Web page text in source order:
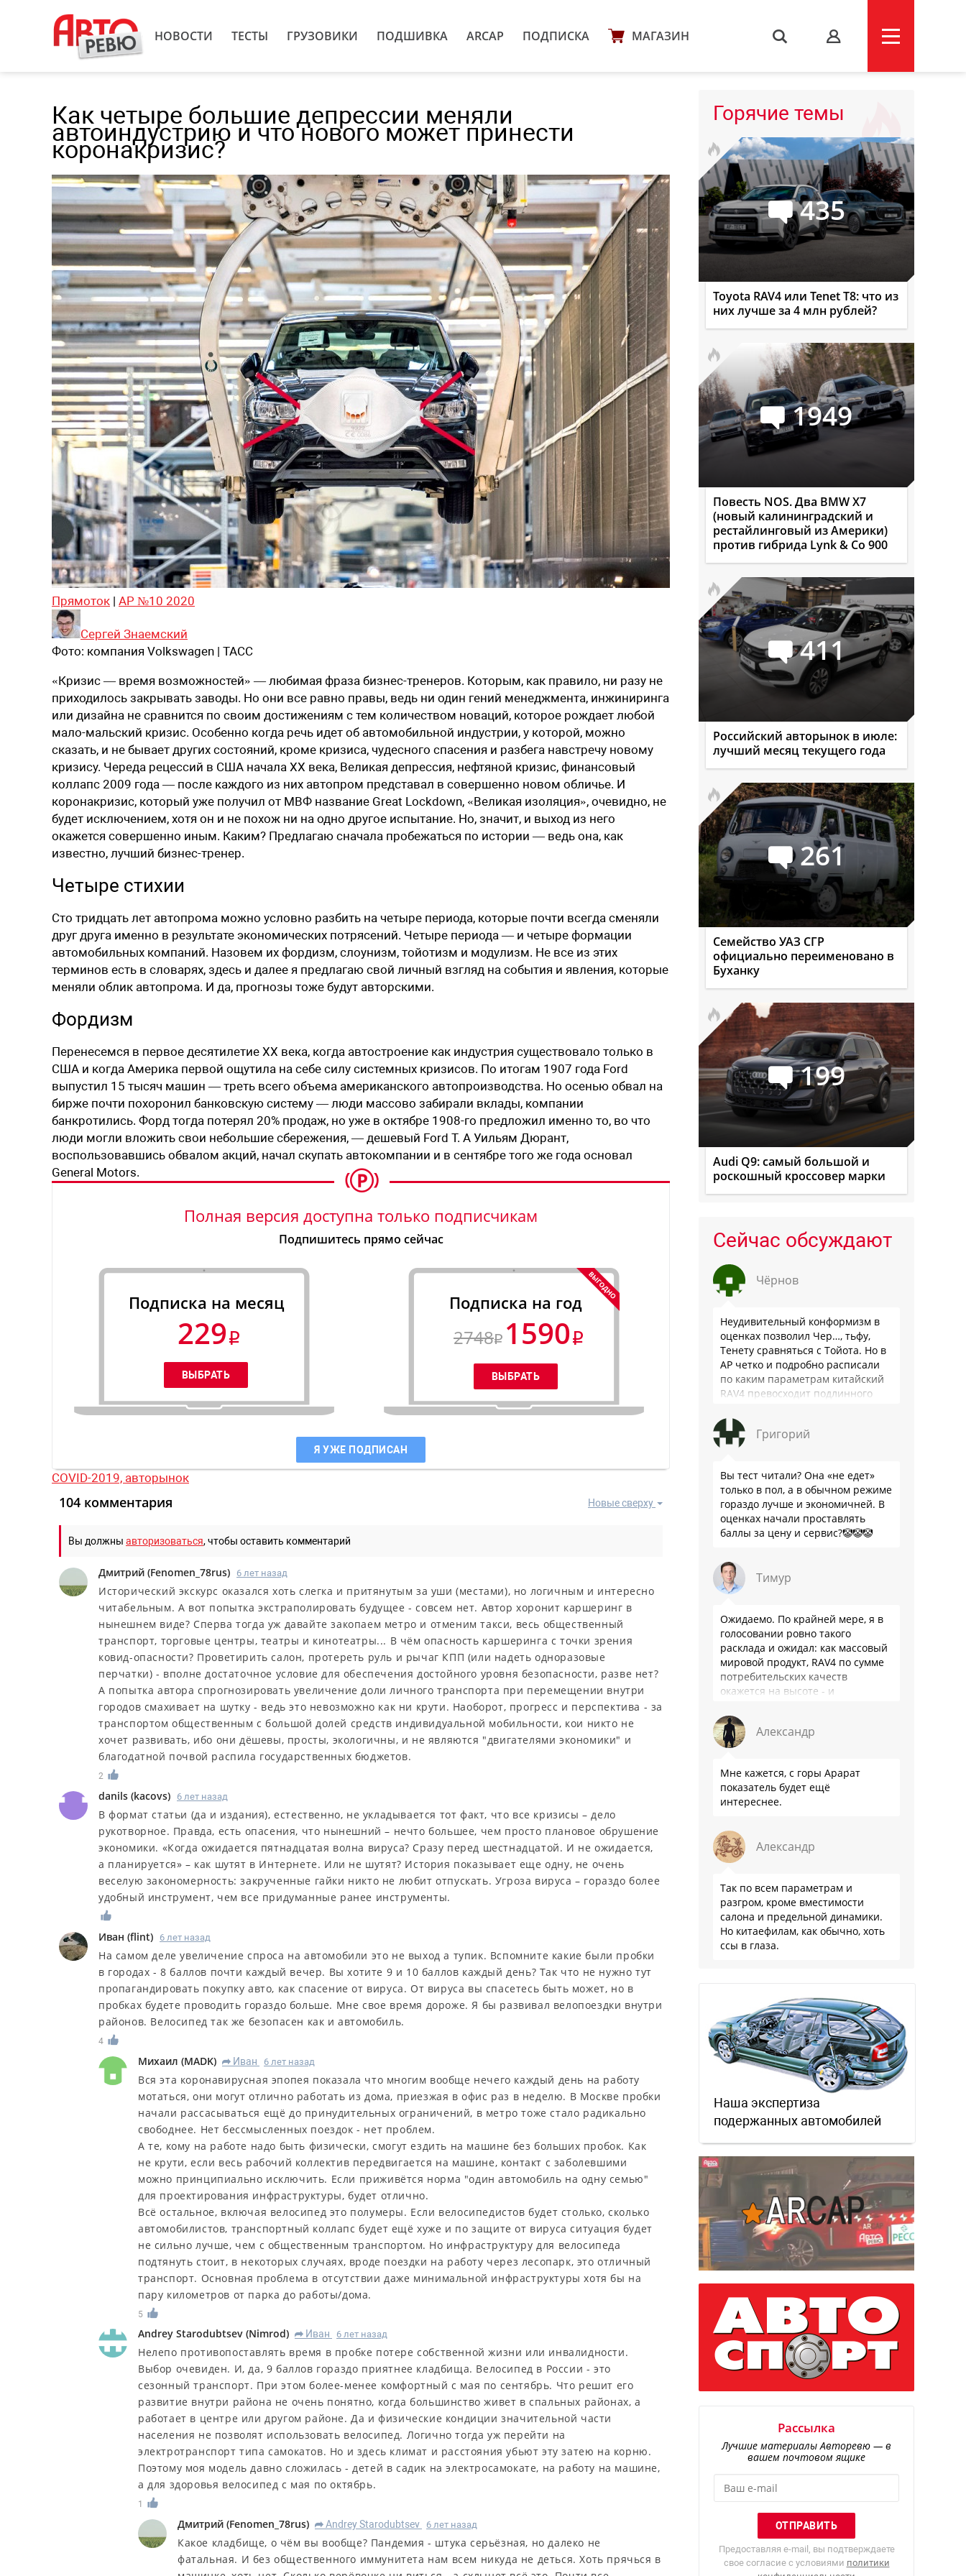
НОВОСТИ ТЕСТЫ ГРУЗОВИКИ ПОДШИВКА ARCAP ПОДПИСКА МАГАЗИН s
Как четыре большие депрессии меняли
автоиндустрию и что нового может принести
коронакризис?
Прямоток | АР №10 2020
Сергей Знаемский
Фото: компания Volkswagen | ТАСС
«Кризис — время возможностей» — любимая фраза бизнес-тренеров. Которым, как правило, ни разу не
приходилось закрывать заводы. Но они все равно правы, ведь ни один гений ­менеджмента, инжиниринга
или дизайна не сравнится по своим достижениям с тем количеством новаций, которое рождает любой
мало-мальский кризис. Особенно когда речь идет об автомобильной индустрии, у которой, можно
сказать, и не бывает других состояний, кроме кризиса, чудесного спасения и разбега навстречу новому
кризису. Череда рецессий в США начала ХХ века, Великая депрессия, нефтяной кризис, финансовый
коллапс 2009 года — после каждого из них автопром представал в совершенно новом обличье. И
коронакризис, который уже получил от МВФ название Great Lockdown, «Великая изоляция», очевидно, не
будет исключением, хотя он и не похож ни на одно другое испытание. Но, значит, и выход из него
окажется совершенно иным. Каким? Предлагаю сначала пробежаться по истории — ведь она, как
известно, лучший бизнес-тренер.
Четыре стихии
Сто тридцать лет автопрома можно условно разбить на четыре периода, которые почти всегда cменяли
друг друга именно в результате экономических потрясений. Четыре периода — и четыре формации
автомобильных компаний. Назовем их фордизм, слоунизм, тойотизм и модулизм. Не все из этих
терминов есть в словарях, здесь и далее я предлагаю свой личный взгляд на события и явления, которые
меняли облик автопрома. И да, прогнозы тоже будут авторскими.
Фордизм
Перенесемся в первое десятилетие ХХ века, когда автостроение как индустрия существовало только в
США и когда Америка первой ощутила на себе силу системных кризисов. По итогам 1907 года Ford
выпустил 15 тысяч машин — треть всего объема американского автопроизводства. Но осенью обвал на
бирже почти похоронил банковскую систему — люди массово забирали вклады, компании
банкротились. Форд тогда потерял 20% продаж, но уже в октябре 1908-го предложил именно то, во что
люди могли вложить свои небольшие сбережения, — дешевый Ford T. А ­Уильям Дюрант,
воспользовавшись обвалом акций, начал скупать автокомпании и в сентябре того же года основал
General Motors.
Полная версия доступна только подписчикам
Подпишитесь прямо сейчас
Подписка на месяц
229
Подписка на год
2748 1590
Я УЖЕ ПОДПИСАН
COVID-2019, авторынок
Новые сверху
104 комментария
Вы должны авторизоваться, чтобы оставить комментарий
Дмитрий (Fenomen_78rus) 6 лет назад
Исторический экскурс оказался хоть слегка и притянутым за уши (местами), но логичным и интересно
читабельным. А вот попытка экстраполировать будущее - совсем нет. Автор хоронит каршеринг в
нынешнем виде? Сперва тогда уж давайте закопаем метро и отменим такси, весь общественный
транспорт, торговые центры, театры и кинотеатры... В чём опасность каршеринга с точки зрения
ковид-опасности? Проветирить салон, протереть руль и рычаг КПП (или надеть одноразовые
перчатки) - вполне достаточное условие для обеспечения достойного уровня безопасности, разве нет?
А попытка автора спрогнозировать увеличение доли личного транспорта при перемещении внутри
городов смахивает на шутку - ведь это невозможно как ни крути. Наоборот, прогресс и перспектива - за
транспортом общественным с большой долей средств индивидуальной мобильности, кои никто не
хочет развивать, ибо они дёшевы, просты, экологичны, и не являются "двигателями экономики" и
благодатной почвой распила государственных бюджетов.
2
danils (kacovs) 6 лет назад
В формат статьи (да и издания), естественно, не укладывается тот факт, что все кризисы – дело
рукотворное. Правда, есть опасения, что нынешний – нечто большее, чем просто плановое обрушение
экономики. «Когда ожидается пятнадцатая волна вируса? Сразу перед шестнадцатой. И не ожидается,
а планируется» – как шутят в Интернете. Или не шутят? История показывает еще одну, не очень
веселую закономерность: закрученные гайки никто не любит отпускать. Угроза вируса – гораздо более
удобный инструмент, чем все придуманные ранее инструменты.
Иван (flint) 6 лет назад
На самом деле увеличение спроса на автомобили это не выход а тупик. Вспомните какие были пробки
в городах - 8 баллов почти каждый вечер. Вы хотите 9 и 10 баллов каждый день? Так что не нужно тут
пропагандировать покупку авто, как спасение от вируса. От вируса вы спасетесь быть может, но в
пробках будете проводить гораздо больше. Мне свое время дороже. Я бы развивал велопоездки внутри
районов. Велосипед так же безопасен как и автомобиль.
4
Михаил (MADK) R Иван 6 лет назад
Вся эта коронавирусная эпопея показала что многим вообще нечего каждый день на работу
мотаться, они могут отлично работать из дома, приезжая в офис раз в неделю. В Москве пробки
начали рассасываться ещё до принудительных ограничений, в метро тоже стало радикально
свободнее. Нет бессмысленных поездок - нет проблем.
А те, кому на работе надо быть физически, смогут ездить на машине без больших пробок. Как
не крути, если весь рабочий коллектив передвигается на машине, контакт с заболевшими
можно принципиально исключить. Если приживётся норма "один автомобиль на одну семью"
для проектирования инфраструктуры, будет отлично.
Всё остальное, включая велосипед это полумеры. Если велосипедистов будет столько, сколько
автомобилистов, транспортный коллапс будет ещё хуже и по защите от вируса ситуация будет
не сильно лучше, чем с общественным транспортом. Но инфраструктуру для велосипеда
подтянуть стоит, в некоторых случаях, вроде поездки на работу через лесопарк, это отличный
транспорт. Основная проблема в отсутствии даже минимальной инфраструктуры хотя бы на
пару километров от парка до работы/дома.
5
Andrey Starodubtsev (Nimrod) R Иван 6 лет назад
Нелепо противопоставлять время в пробке потере собственной жизни или инвалидности.
Выбор очевиден. И, да, 9 баллов гораздо приятнее кладбища. Велосипед в России - это
сезонный транспорт. При этом более-менее комфортный с мая по сентябрь. Что решит его
развитие внутри района не очень понятно, когда большинство живет в спальных районах, а
работает в центре или другом районе. Да и физические кондиции значительной части
населения не позволят использовать велосипед. Логично тогда уж перейти на
электротранспорт типа самокатов. Но и здесь климат и расстояния убьют эту затею на корню.
Поэтому моя модель давно сложилась - детей в садик на электросамокате, на работу на машине,
а для здоровья велосипед с мая по октябрь.
1
Дмитрий (Fenomen_78rus) R Andrey Starodubtsev 6 лет назад
Какое кладбище, о чём вы вообще? Пандемия - штука серьёзная, но далеко не
фатальная. И без общественного иммунитета нам всем никуда не деться. Хоть прячься в
Горячие темы
435
Toyota RAV4 или Tenet T8: что из
них лучше за 4 млн рублей?
1949
Повесть NOS. Два BMW X7
(новый калининградский и
рестайлинговый из Америки)
против гибрида Lynk & Co 900
411
Российский авторынок в июле:
лучший месяц текущего года
261
Семейство УАЗ СГР
официально переименовано в
Буханку
199
Audi Q9: самый большой и
роскошный кроссовер марки
Сейчас обсуждают
Чёрнов
Неудивительный конформизм в
оценках позволил Чер…, тьфу,
Тенету сравняться с Тойота. Но в
АР четко и подробно расписали
по каким параметрам китайский
RAV4 превосходит подлинного
подвеска едет ровно и приятно …
Григорий
Вы тест читали? Она «не едет»
только в пол, а в обычном режиме
гораздо лучше и экономичней. В
оценках начали проставлять
баллы за цену и сервис?🤡🤡🤡
Тимур
Ожидаемо. По крайней мере, я в
голосовании ровно такого
расклада и ожидал: как массовый
мировой продукт, RAV4 по сумме
потребительских качеств
окажется на высоте - и
такое слово …
Александр
Мне кажется, с горы Арарат
показатель будет ещё
интереснее.
Александр
Так по всем параметрам и
разгром, кроме вместимости
салона и предельной динамики.
Но китаефилам, как обычно, хоть
ссы в глаза.
Наша экспертиза
подержанных автомобилей
Рассылка
Лучшие материалы Авторевю — в
вашем почтовом ящике
Предоставляя e-mail, вы подтверждаете
свое согласие с условиями политики